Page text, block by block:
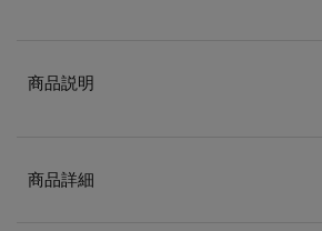
商品説明
商品詳細